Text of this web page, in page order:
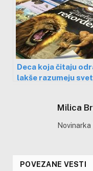
Deca koja čitaju
lakše razumeju
Milica
POVEZANE VESTI